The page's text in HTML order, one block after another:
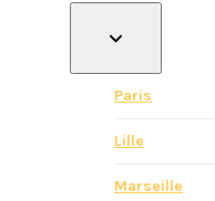
Paris
Lille
Marseille